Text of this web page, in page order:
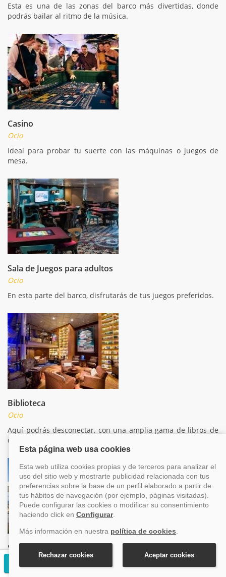
Esta es una de las zonas del barco más divertidas, donde
podrás bailar al ritmo de la música.
Casino
Ocio
Ideal para probar tu suerte con las máquinas o juegos de
mesa.
Sala de Juegos para adultos
Ocio
En esta parte del barco, disfrutarás de tus juegos preferidos.
Biblioteca
Ocio
Aquí podrás desconectar, con una amplia gama de libros de
diversas temáticas
Sala para fumadores
Esta zona del barco, está habilitada para las personas que